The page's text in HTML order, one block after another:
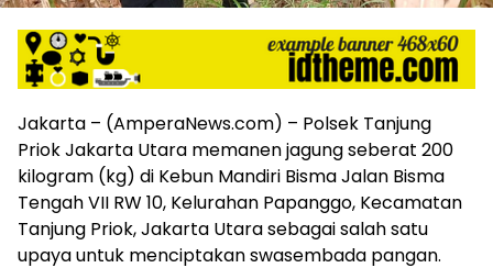
media
siber
lainnya,
desain
dan
media
siber
lebih
eksklusif,
bergaya
trendi,
Jakarta – (AmperaNews.com) – Polsek Tanjung
Priok Jakarta Utara memanen jagung seberat 200
kilogram (kg) di Kebun Mandiri Bisma Jalan Bisma
Tengah VII RW 10, Kelurahan Papanggo, Kecamatan
Tanjung Priok, Jakarta Utara sebagai salah satu
upaya untuk menciptakan swasembada pangan.